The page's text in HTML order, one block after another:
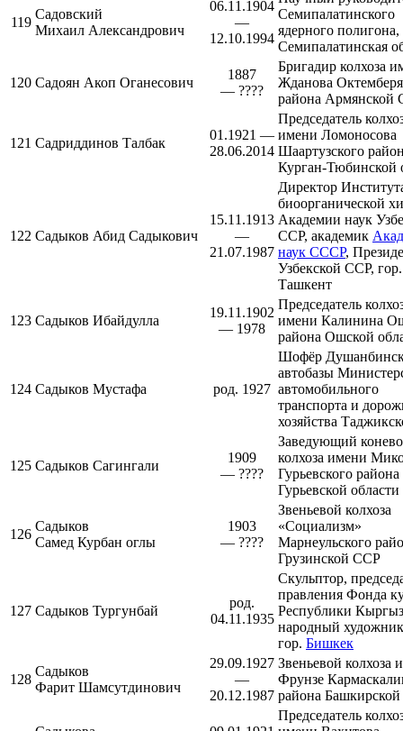
119
Садовский
Михаил Александрович
06.11.1904
—
12.10.1994
Семипалатинского
ядерного полигона,
Семипалатинская
120 Садоян Акоп Оганесович
1887
— ????
Бригадир колхоза
Жданова
района Армянской
121 Садриддинов Талбак
01.1921 —
28.06.2014
Председатель
имени Ломоносова
Шаартузского
Курган-Тюбинской
122 Садыков Абид Садыкович
15.11.1913
—
21.07.1987
Директор
биоорганической
Академии наук
ССР, академик
наук СССР,
Узбекской ССР, гор.
Ташкент
123 Садыков Ибайдулла
19.11.1902
— 1978
Председатель
имени Калинина
района Ошской
124 Садыков Мустафа род. 1927
Шофёр
автобазы
автомобильного
транспорта и
хозяйства
125 Садыков Сагингали
1909
— ????
Заведующий
колхоза имени
Гурьевского района
Гурьевской области
126
Садыков
Самед Курбан оглы
1903
— ????
Звеньевой колхоза
«Социализм»
Марнеульского
Грузинской ССР
127 Садыков Тургунбай
род.
04.11.1935
Скульптор,
правления Фонда
Республики
народный
гор. Бишкек
128
Садыков
Фарит Шамсутдинович
29.09.1927
—
20.12.1987
Звеньевой колхоза
Фрунзе
района
Председатель